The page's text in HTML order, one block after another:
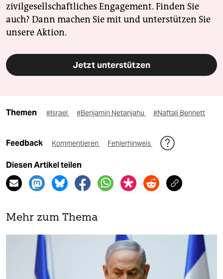
zivilgesellschaftliches Engagement. Finden Sie
auch? Dann machen Sie mit und unterstützen Sie
unsere Aktion.
Jetzt unterstützen
Themen #Israel #Benjamin Netanjahu #Naftali Bennett
Feedback Kommentieren Fehlerhinweis
Diesen Artikel teilen
Mehr zum Thema